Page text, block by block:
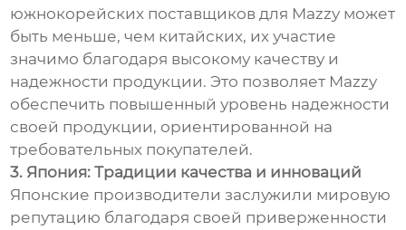
южнокорейских поставщиков для Mazzy может
быть меньше, чем китайских, их участие
значимо благодаря высокому качеству и
надежности продукции. Это позволяет Mazzy
обеспечить повышенный уровень надежности
своей продукции, ориентированной на
требовательных покупателей.
3. Япония: Традиции качества и инноваций
Японские производители заслужили мировую
репутацию благодаря своей приверженности